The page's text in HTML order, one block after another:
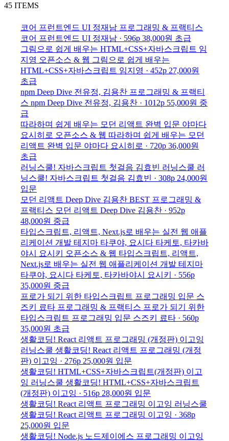
45 ITEMS
코어 프런트엔드 UI 정재남 프로그래밍 & 프랙티스
코어 프런트엔드 UI 정재남 · 596p 38,000원 초급
그림으로 쉽게 배우는 HTML+CSS+자바스크립트 임
지영 오픈소스 & 웹 그림으로 쉽게 배우는
HTML+CSS+자바스크립트 임지영 · 452p 27,000원
초급
npm Deep Dive 전유정, 김용찬 프로그래밍 & 프랙티
스 npm Deep Dive 전유정, 김용찬 · 1012p 55,000원 중
급
따라하며 쉽게 배우는 모던 리액트 완벽 입문 야마다
요시히로 오픈소스 & 웹 따라하며 쉽게 배우는 모던
리액트 완벽 입문 야마다 요시히로 · 720p 36,000원
초급
러닝스쿨! 자바스크립트 첫걸음 김효빈 러닝스쿨 러
닝스쿨! 자바스크립트 첫걸음 김효빈 · 308p 24,000원
입문
모던 리액트 Deep Dive 김용찬 BEST 프로그래밍 &
프랙티스 모던 리액트 Deep Dive 김용찬 · 952p
48,000원 중급
타입스크립트, 리액트, Next.js로 배우는 실전 웹 애플
리케이션 개발 테지마 타쿠야, 요시다 타케토, 타카바
야시 요시키
오픈소스 & 웹 타입스크립트, 리액트,
Next.js로 배우는 실전 웹 애플리케이션 개발 테지마
타쿠야, 요시다 타케토, 타카바야시 요시키 · 556p
35,000원 중급
프로가 되기 위한 타입스크립트 프로그래밍 입문 스
즈키 료타 프로그래밍 & 프랙티스 프로가 되기 위한
타입스크립트 프로그래밍 입문 스즈키 료타 · 560p
35,000원 초급
생활코딩! React 리액트 프로그래밍 (개정판) 이고잉
러닝스쿨 생활코딩! React 리액트 프로그래밍 (개정
판) 이고잉 · 276p 25,000원 입문
생활코딩! HTML+CSS+자바스크립트(개정판) 이고
잉 러닝스쿨 생활코딩! HTML+CSS+자바스크립트
(개정판) 이고잉 · 516p 28,000원 입문
생활코딩! React 리액트 프로그래밍 이고잉 러닝스쿨
생활코딩! React 리액트 프로그래밍 이고잉 · 368p
25,000원 입문
생활코딩! Node.js 노드제이에스 프로그래밍 이고잉